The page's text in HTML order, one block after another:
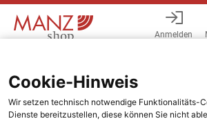
Anmelden
Cookie-Hinweis
Wir setzen technisch notwendige Funktionalitäts-
Dienste bereitzustellen, diese können Sie nicht